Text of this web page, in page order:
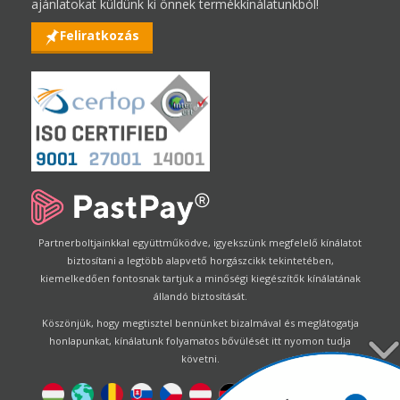
ajánlatokat küldünk ki önnek termékkínálatunkból!
Feliratkozás
Partnerboltjainkkal együttműködve, igyekszünk megfelelő kínálatot
biztosítani a legtöbb alapvető horgászcikk tekintetében,
kiemelkedően fontosnak tartjuk a minőségi kiegészítők kínálatának
állandó biztosítását.
Köszönjük, hogy megtisztel bennünket bizalmával és meglátogatja
honlapunkat, kínálatunk folyamatos bővülését itt nyomon tudja
követni.